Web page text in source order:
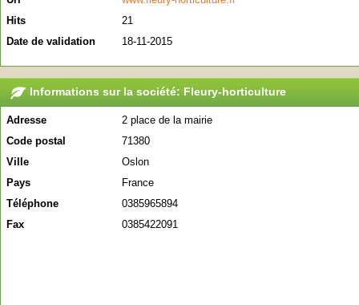
Hits
21
Date de validation
18-11-2015
Informations sur la société: Fleury-horticulture
Adresse
2 place de la mairie
Code postal
71380
Ville
Oslon
Pays
France
Téléphone
0385965894
Fax
0385422091